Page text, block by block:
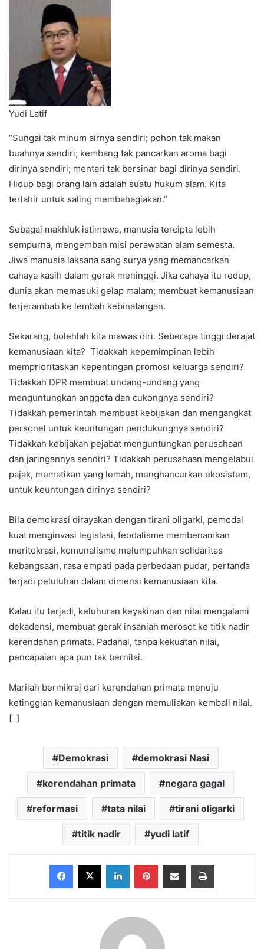
Yudi Latif
“Sungai tak minum airnya sendiri; pohon tak makan
buahnya sendiri; kembang tak pancarkan aroma bagi
dirinya sendiri; mentari tak bersinar bagi dirinya sendiri.
Hidup bagi orang lain adalah suatu hukum alam. Kita
terlahir untuk saling membahagiakan.”
Sebagai makhluk istimewa, manusia tercipta lebih
sempurna, mengemban misi perawatan alam semesta.
Jiwa manusia laksana sang surya yang memancarkan
cahaya kasih dalam gerak meninggi. Jika cahaya itu redup,
dunia akan memasuki gelap malam; membuat kemanusiaan
terjerambab ke lembah kebinatangan.
Sekarang, bolehlah kita mawas diri. Seberapa tinggi derajat
kemanusiaan kita? Tidakkah kepemimpinan lebih
memprioritaskan kepentingan promosi keluarga sendiri?
Tidakkah DPR membuat undang-undang yang
menguntungkan anggota dan cukongnya sendiri?
Tidakkah pemerintah membuat kebijakan dan mengangkat
personel untuk keuntungan pendukungnya sendiri?
Tidakkah kebijakan pejabat menguntungkan perusahaan
dan jaringannya sendiri? Tidakkah perusahaan mengelabui
pajak, mematikan yang lemah, menghancurkan ekosistem,
untuk keuntungan dirinya sendiri?
Bila demokrasi dirayakan dengan tirani oligarki, pemodal
kuat menginvasi legislasi, feodalisme membenamkan
meritokrasi, komunalisme melumpuhkan solidaritas
kebangsaan, rasa empati pada perbedaan pudar, pertanda
terjadi peluluhan dalam dimensi kemanusiaan kita.
Kalau itu terjadi, keluhuran keyakinan dan nilai mengalami
dekadensi, membuat gerak insaniah merosot ke titik nadir
kerendahan primata. Padahal, tanpa kekuatan nilai,
pencapaian apa pun tak bernilai.
Marilah bermikraj dari kerendahan primata menuju
ketinggian kemanusiaan dengan memuliakan kembali nilai.
[ ]
Demokrasi demokrasi Nasi
kerendahan primata negara gagal
reformasi tata nilai tirani oligarki
titik nadir yudi latif
Facebook
X LinkedInPinterestShare via Email Print